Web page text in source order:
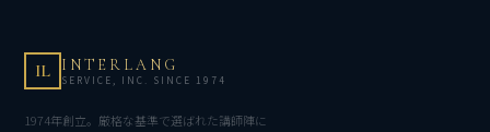
IL INTERLANG
SERVICE, INC. SINCE 1974
1974年創立。厳格な基準で選ばれた講師陣に